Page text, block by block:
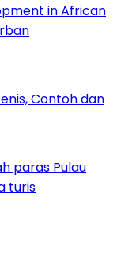
in African
Contoh dan
paras Pulau
turis